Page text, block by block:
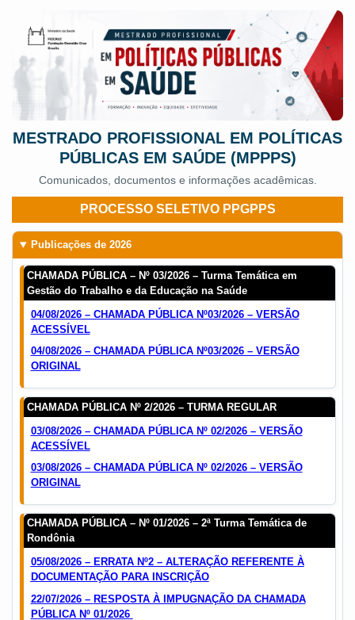
MESTRADO PROFISSIONAL EM POLÍTICAS
PÚBLICAS EM SAÚDE (MPPPS)
Comunicados, documentos e informações acadêmicas.
PROCESSO SELETIVO PPGPPS
Publicações de 2026
CHAMADA PÚBLICA – Nº 03/2026 – Turma Temática em
Gestão do Trabalho e da Educação na Saúde
04/08/2026 – CHAMADA PÚBLICA Nº03/2026 – VERSÃO
ACESSÍVEL
04/08/2026 – CHAMADA PÚBLICA Nº03/2026 – VERSÃO
ORIGINAL
CHAMADA PÚBLICA Nº 2/2026 – TURMA REGULAR
03/08/2026 – CHAMADA PÚBLICA Nº 02/2026 – VERSÃO
ACESSÍVEL
03/08/2026 – CHAMADA PÚBLICA Nº 02/2026 – VERSÃO
ORIGINAL
CHAMADA PÚBLICA – Nº 01/2026 – 2ª Turma Temática de
Rondônia
05/08/2026 – ERRATA Nº2 – ALTERAÇÃO REFERENTE À
DOCUMENTAÇÃO PARA INSCRIÇÃO
22/07/2026 – RESPOSTA À IMPUGNAÇÃO DA CHAMADA
PÚBLICA Nº 01/2026